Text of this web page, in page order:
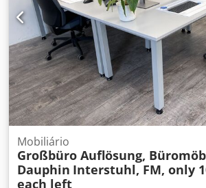
Mobiliário
Großbüro Auflösung,
Dauphin Interstuhl, FM, only
each left